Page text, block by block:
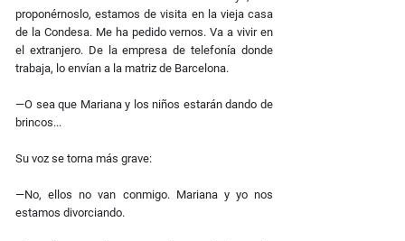
proponérnoslo, estamos de visita en la vieja casa
de la Condesa. Me ha pedido vernos. Va a vivir en
el extranjero. De la empresa de telefonía donde
trabaja, lo envían a la matriz de Barcelona.
—O sea que Mariana y los niños estarán dando de
brincos...
Su voz se torna más grave:
—No, ellos no van conmigo. Mariana y yo nos
estamos divorciando.